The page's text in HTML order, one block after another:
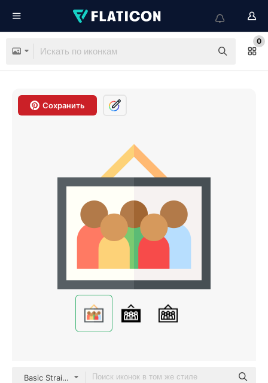
0
Сохранить
Basic Straight Flat